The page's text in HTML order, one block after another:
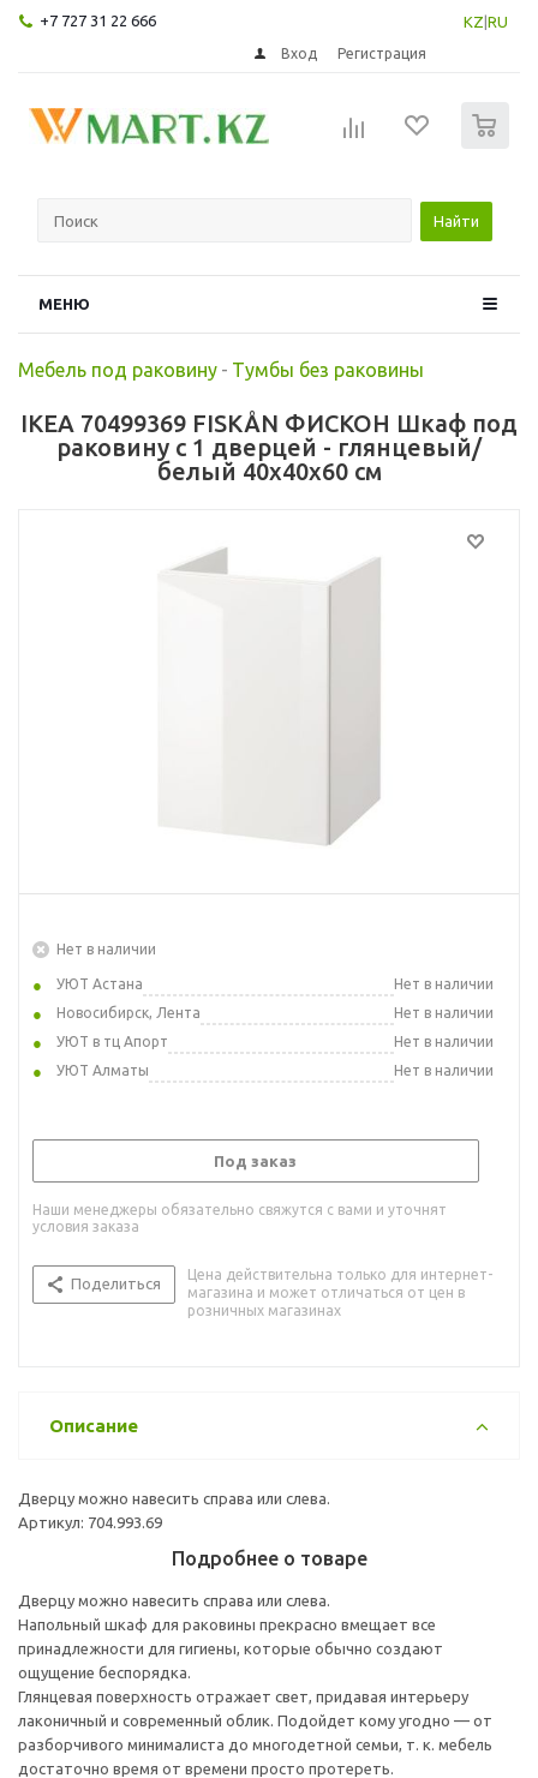
+7 727 31 22 666 KZ RU
Вход Регистрация
Найти
МЕНЮ
Мебель под раковину - Тумбы без раковины
IKEA 70499369 FISKÅN ФИСКОН Шкаф под
раковину с 1 дверцей - глянцевый/
белый 40x40x60 см
Нет в наличии
УЮТ Астана
Нет в наличии
Новосибирск, Лента
Нет в наличии
УЮТ в тц Апорт
Нет в наличии
УЮТ Алматы
Нет в наличии
Под заказ
Наши менеджеры обязательно свяжутся с вами и уточнят
условия заказа
Поделиться
Цена действительна только для интернет-
магазина и может отличаться от цен в
розничных магазинах
Описание
Дверцу можно навесить справа или слева.
Артикул: 704.993.69
Подробнее о товаре
Дверцу можно навесить справа или слева.
Напольный шкаф для раковины прекрасно вмещает все
принадлежности для гигиены, которые обычно создают
ощущение беспорядка.
Глянцевая поверхность отражает свет, придавая интерьеру
лаконичный и современный облик. Подойдет кому угодно — от
разборчивого минималиста до многодетной семьи, т. к. мебель
достаточно время от времени просто протереть.